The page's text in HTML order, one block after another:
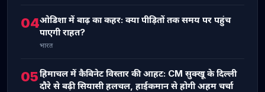
04ओडिशा में बाढ़ का कहर: क्या पीड़ितों तक समय पर पहुंच
पाएगी राहत?
भारत
05हिमाचल में कैबिनेट विस्तार की आहट: CM सुक्खू के दिल्ली
दौरे से बढ़ी सियासी हलचल, हाईकमान से होगी अहम चर्चा